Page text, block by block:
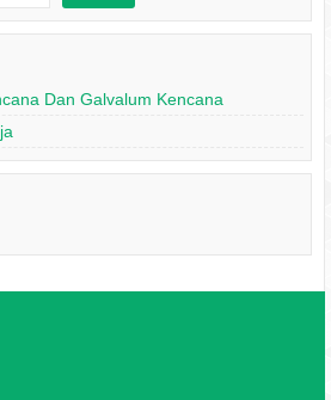
Dan Galvalum Kencana